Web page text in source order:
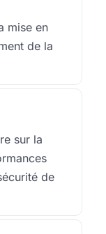
mise en
de la
sur la
de